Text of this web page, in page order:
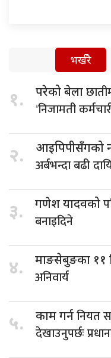
भर्खरै
१. परेको बेला
'निजामती
२. आइपिपीसँगको
अर्बभन्दा बढी
३. गणेश यादवको
बनाइदिने
४. माङसेबुङका ११
अनिवार्य
५. काम गर्ननियत
देखाउनुपर्छः